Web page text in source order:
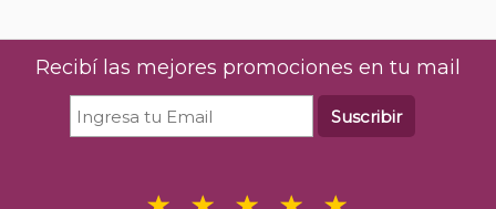
Recibí las mejores promociones en tu mail
Suscribir